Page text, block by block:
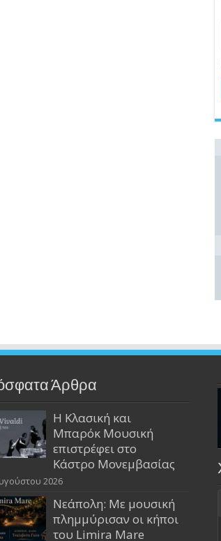
Άρθρα
Η Κλασική και
Μπαρόκ Μουσική
επιστρέφει στο
Κάστρο Μονεμβασίας
2026
Νεάπολη: Με μουσική
πλημμύρισαν οι κήποι
του Limira Mare